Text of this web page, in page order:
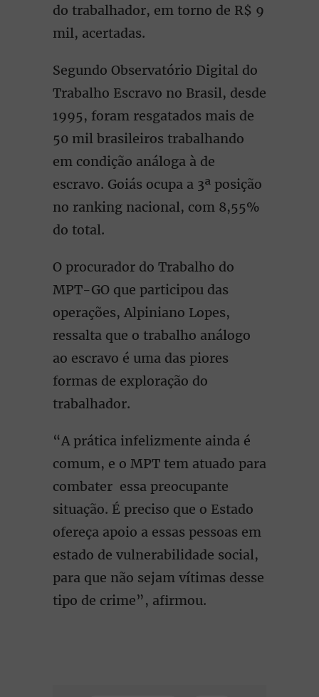
do trabalhador, em torno de R$ 9
mil, acertadas.
Segundo Observatório Digital do
Trabalho Escravo no Brasil, desde
1995, foram resgatados mais de
50 mil brasileiros trabalhando
em condição análoga à de
escravo. Goiás ocupa a 3ª posição
no ranking nacional, com 8,55%
do total.
O procurador do Trabalho do
MPT-GO que participou das
operações, Alpiniano Lopes,
ressalta que o trabalho análogo
ao escravo é uma das piores
formas de exploração do
trabalhador.
“A prática infelizmente ainda é
comum, e o MPT tem atuado para
combater essa preocupante
situação. É preciso que o Estado
ofereça apoio a essas pessoas em
estado de vulnerabilidade social,
para que não sejam vítimas desse
tipo de crime”, afirmou.